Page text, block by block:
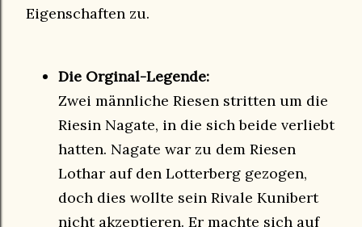
Eigenschaften zu.
Die Orginal-Legende:
Zwei männliche Riesen stritten um die
Riesin Nagate, in die sich beide verliebt
hatten. Nagate war zu dem Riesen
Lothar auf den Lotterberg gezogen,
doch dies wollte sein Rivale Kunibert
nicht akzeptieren. Er machte sich auf